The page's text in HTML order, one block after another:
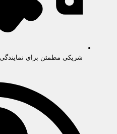
شریکی مطمئن برای